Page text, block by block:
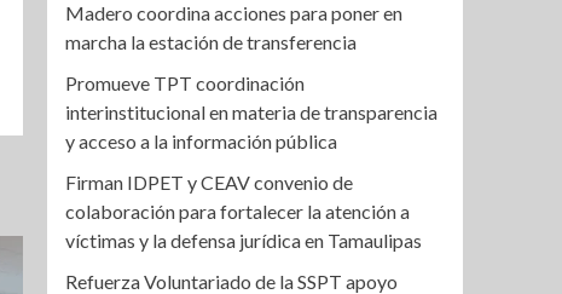
Madero coordina acciones para poner en
marcha la estación de transferencia
Promueve TPT coordinación
interinstitucional en materia de transparencia
y acceso a la información pública
Firman IDPET y CEAV convenio de
colaboración para fortalecer la atención a
víctimas y la defensa jurídica en Tamaulipas
Refuerza Voluntariado de la SSPT apoyo